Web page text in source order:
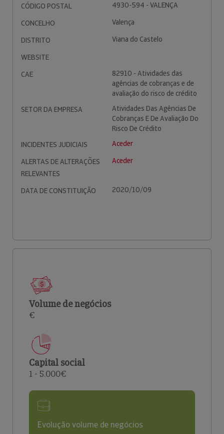
CÓDIGO POSTAL
4930-594 - VALENÇA
CONCELHO
Valença
DISTRITO
Viana do Castelo
WEBSITE
CAE
82910 - Atividades das
agências de cobranças e de
avaliação do risco de crédito
SETOR DA EMPRESA
Atividades Das Agências De
Cobranças E De Avaliação Do
Risco De Crédito
INCIDENTES JUDICIAIS
Aceder
ALERTAS DE ALTERAÇÕES
RELEVANTES
Aceder
DATA DE CONSTITUIÇÃO 2020/10/09
Volume de negócios
€
Capital social
1 - 5.000€
Evolução volume de negócios